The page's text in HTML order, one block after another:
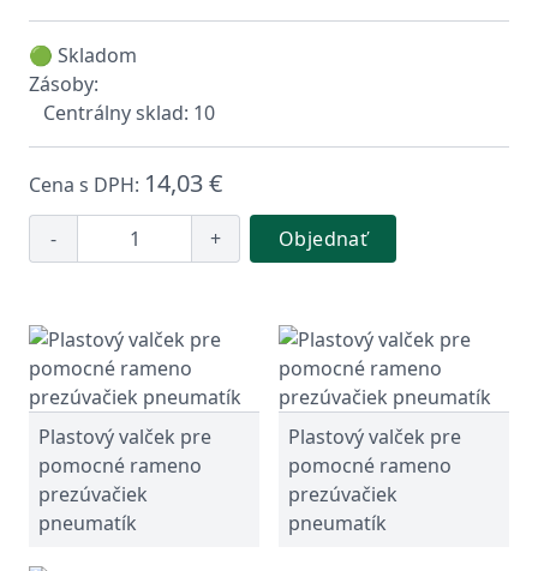
🟢 Skladom
Zásoby:
Centrálny sklad: 10
Cena s DPH: 14,03 €
- + Objednať
Plastový valček pre
pomocné rameno
prezúvačiek
pneumatík
Plastový valček pre
pomocné rameno
prezúvačiek
pneumatík